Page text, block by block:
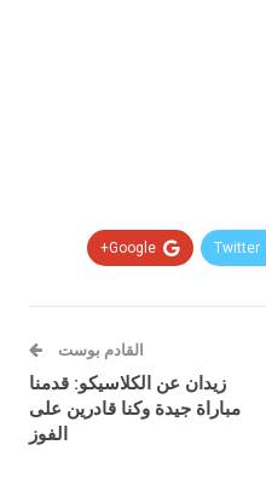
Twitter
Google+
القادم بوست
زيدان عن الكلاسيكو: قدمنا
مباراة جيدة وكنا قادرين على
الفوز